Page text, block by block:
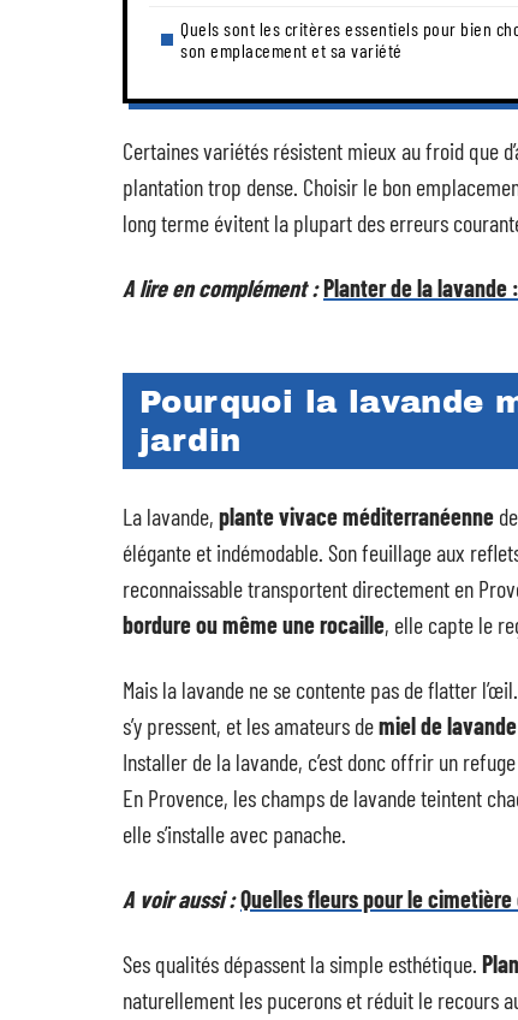
Quels sont les critères essentiels pour bien
son emplacement et sa variété
Certaines variétés résistent mieux au froid que
plantation trop dense. Choisir le bon
long terme évitent la plupart des erreurs
A lire en complément :Planter de la
Pourquoi la lavande
jardin
La lavande, plante vivace méditerranéenne
élégante et indémodable. Son feuillage aux
reconnaissable transportent directement en
bordure ou même une rocaille, elle capte le
Mais la lavande ne se contente pas de flatter
s’y pressent, et les amateurs demiel de lavande
Installer de la lavande, c’est donc offrir un
En Provence, les champs de lavande teintent
elle s’installe avec panache.
A voir aussi :Quelles fleurs pour le cimetière
Ses qualités dépassent la simple esthétique.
naturellement les pucerons et réduit le recours